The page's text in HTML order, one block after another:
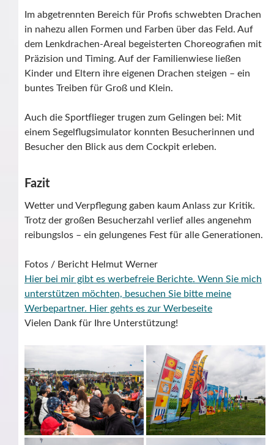
Im abgetrennten Bereich für Profis schwebten Drachen
in nahezu allen Formen und Farben über das Feld. Auf
dem Lenkdrachen-Areal begeisterten Choreografien mit
Präzision und Timing. Auf der Familienwiese ließen
Kinder und Eltern ihre eigenen Drachen steigen – ein
buntes Treiben für Groß und Klein.
Auch die Sportflieger trugen zum Gelingen bei: Mit
einem Segelflugsimulator konnten Besucherinnen und
Besucher den Blick aus dem Cockpit erleben.
Fazit
Wetter und Verpflegung gaben kaum Anlass zur Kritik.
Trotz der großen Besucherzahl verlief alles angenehm
reibungslos – ein gelungenes Fest für alle Generationen.
Fotos / Bericht Helmut Werner
Hier bei mir gibt es werbefreie Berichte. Wenn Sie mich
unterstützen möchten, besuchen Sie bitte meine
Werbepartner. Hier gehts es zur Werbeseite
Vielen Dank für Ihre Unterstützung!